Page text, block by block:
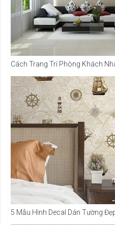
Cách Trang Trí Phòng Khách
5 Mẫu Hình Decal Dán Tường